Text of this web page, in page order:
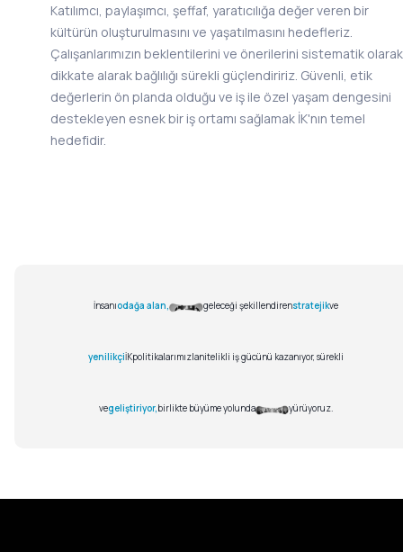
Katılımcı, paylaşımcı, şeffaf, yaratıcılığa değer veren bir
kültürün oluşturulmasını ve yaşatılmasını hedefleriz.
Çalışanlarımızın beklentilerini ve önerilerini sistematik olarak
dikkate alarak bağlılığı sürekli güçlendiririz. Güvenli, etik
değerlerin ön planda olduğu ve iş ile özel yaşam dengesini
destekleyen esnek bir iş ortamı sağlamak İK'nın temel
hedefidir.